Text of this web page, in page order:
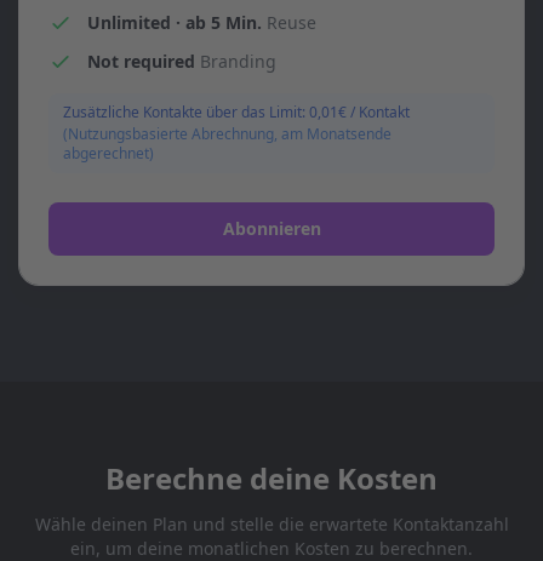
Unlimited · ab 5 Min. Reuse
Not required Branding
Zusätzliche Kontakte über das Limit: 0,01€ / Kontakt
(Nutzungsbasierte Abrechnung, am Monatsende
abgerechnet)
Abonnieren
Berechne deine Kosten
Wähle deinen Plan und stelle die erwartete Kontaktanzahl
ein, um deine monatlichen Kosten zu berechnen.